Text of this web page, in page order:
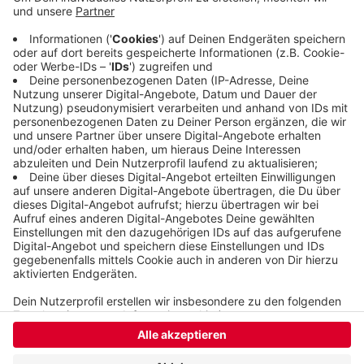
Unfall kam und wie hoch der Schaden ist, ist noch
nicht bekannt. Die Straße Huxel war während der
Unfallaufnahme und Bergungsarbeiten in beiden
Richtungen gesperrt.
Veröffentlicht:Montag, 25.07.2022 17:57
Anzeige
Anzeige